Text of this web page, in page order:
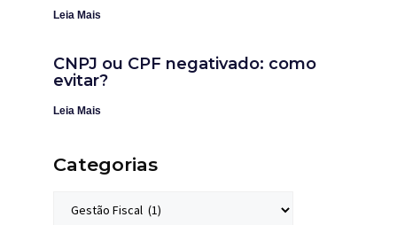
Leia Mais
CNPJ ou CPF negativado: como
evitar?
Leia Mais
Categorias